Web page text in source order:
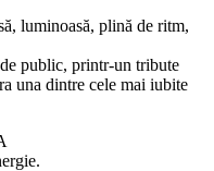
luminoasă, plină de ritm,
public, printr-un tribute
una dintre cele mai iubite